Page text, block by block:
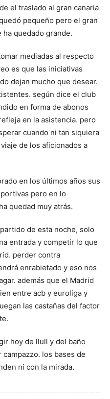
el traslado al gran canaria
pequeño pero el gran
ha quedado grande.
mediadas al respecto
es que las iniciativas
dejan mucho que desear.
según dice el club
en forma de abonos
en la asistencia. pero
cuando ni tan siquiera
de los aficionados a
en los últimos años sus
pero en lo
quedad muy atrás.
de esta noche, solo
entrada y competir lo que
perder contra
enrabietado y eso nos
además que el Madrid
entre acb y euroliga y
las castañas del factor
hoy de llull y del baño
campazzo. los bases de
ni con la mirada.